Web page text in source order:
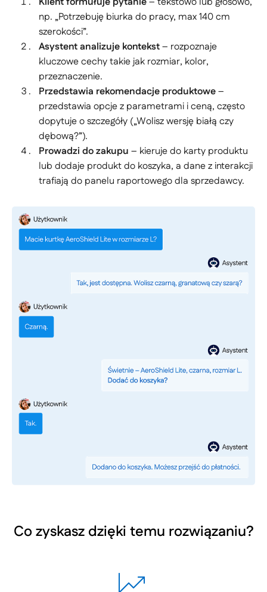
np. „Potrzebuję biurka do pracy, max 140 cm
szerokości”.
Asystent analizuje kontekst– rozpoznaje
kluczowe cechy takie jak rozmiar, kolor,
przeznaczenie.
Przedstawia rekomendacje produktowe–
przedstawia opcje z parametrami i ceną, często
dopytuje o szczegóły („Wolisz wersję białą czy
dębową?”).
Prowadzi do zakupu – kieruje do karty produktu
lub dodaje produkt do koszyka, a dane z interakcji
trafiają do panelu raportowego dla sprzedawcy.
Co zyskasz dzięki temu rozwiązaniu?